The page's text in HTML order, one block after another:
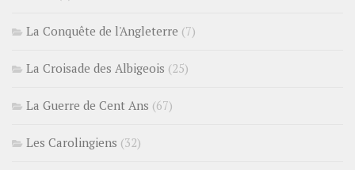
La Conquête de l'Angleterre (7)
La Croisade des Albigeois (25)
La Guerre de Cent Ans (67)
Les Carolingiens (32)